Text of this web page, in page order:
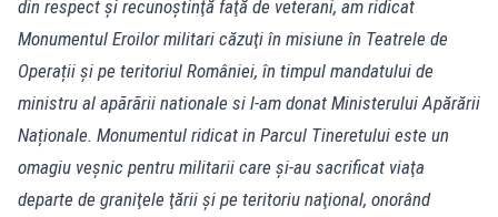
din respect şi recunoştinţă faţă de veterani, am ridicat
Monumentul Eroilor militari căzuţi în misiune în Teatrele de
Operații şi pe teritoriul României, în timpul mandatului de
ministru al apãrãrii nationale si l-am donat Ministerului Apărării
Naționale. Monumentul ridicat in Parcul Tineretului este un
omagiu veşnic pentru militarii care şi-au sacrificat viaţa
departe de graniţele ţării şi pe teritoriu naţional, onorând